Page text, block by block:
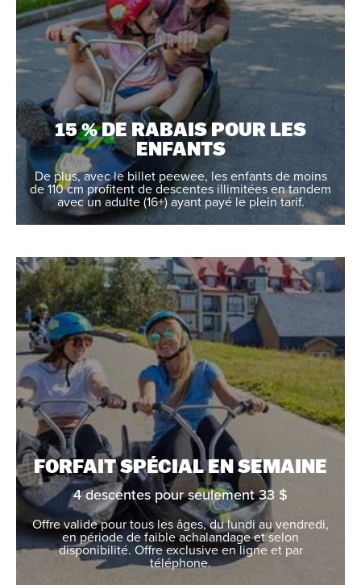
15 % DE RABAIS POUR LES
ENFANTS
De plus, avec le billet peewee, les enfants de moins
de 110 cm profitent de descentes illimitées en tandem
avec un adulte (16+) ayant payé le plein tarif.
FORFAIT SPÉCIAL EN SEMAINE
4 descentes pour seulement 33 $
Offre valide pour tous les âges, du lundi au vendredi,
en période de faible achalandage et selon
disponibilité. Offre exclusive en ligne et par
téléphone.